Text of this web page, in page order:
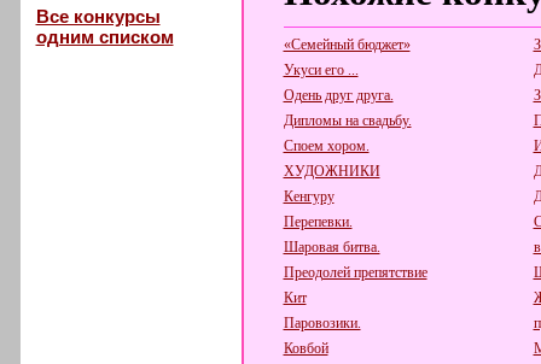
Все конкурсы
одним списком
«Семейный бюджет»
Укуси его ...
Одень друг друга.
Дипломы на свадьбу.
Споем хором.
ХУДОЖНИКИ
Кенгуру
Перепевки.
Шаровая битва.
Преодолей препятствие
Кит
Паровозики.
Ковбой